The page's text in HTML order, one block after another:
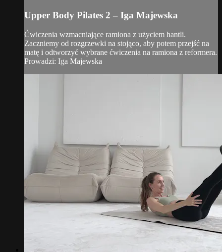
Upper Body Pilates 2 – Iga Majewska
Ćwiczenia wzmacniające ramiona z użyciem hantli.
Zaczniemy od rozgrzewki na stojąco, aby potem przejść na
matę i odtworzyć wybrane ćwiczenia na ramiona z reformera.
Prowadzi: Iga Majewska